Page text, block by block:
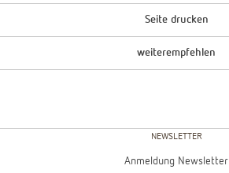
Seite drucken
weiterempfehlen
NEWSLETTER
Anmeldung Newsletter